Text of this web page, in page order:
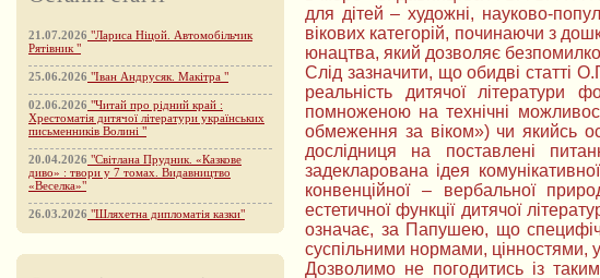
21.07.2026 "Лариса Ніцой. Автомобільчик
Рятівник "
25.06.2026 "Іван Андрусяк. Макітра "
02.06.2026 "Читай про рідний край :
Хрестоматія дитячої літератури українських
письменників Волині "
20.04.2026 "Світлана Прудник. «Казкове
диво» : твори у 7 томах. Видавництво
«Веселка»"
26.03.2026 "Шляхетна дипломатія казки"
для дітей – художні, науково-
вікових категорій, починаючи з
юнацтва, який дозволяє
Слід зазначити, що обидві статті
реальність дитячої літератури
помноженою на технічні
обмеження за віком») чи якийсь
дослідниця на поставлені
задекларована ідея
конвенційної – вербальної
естетичної функції дитячої
означає, за Папушею, що
суспільними нормами, цінностями,
Дозволимо не погодитись із таким